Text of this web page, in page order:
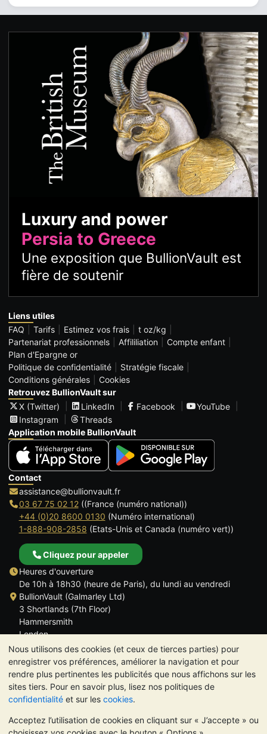
Nous utilisons des cookies (et ceux de tierces parties) pour
enregistrer vos préférences, améliorer la navigation et pour
rendre plus pertinentes les publicités que nous affichons sur les
sites tiers. Pour en savoir plus, lisez nos politiques de
confidentialité et sur les cookies.
Acceptez l’utilisation de cookies en cliquant sur « J’accepte » ou
Luxury and power
Persia to Greece
Une exposition que BullionVault est
fière de soutenir
Liens utiles
FAQ
Tarifs Estimez vos frais
t oz/kg
Partenariat professionnels
Affililiation
Compte enfant
Plan d'Epargne or
Politique de confidentialité
Stratégie fiscale
Conditions générales
Cookies
Retrouvez BullionVault sur
X (Twitter)
LinkedIn Facebook
YouTube
Instagram
Threads
Application mobile BullionVault
Contact
assistance@bullionvault.fr
03 67 75 02 12((France (numéro national))
+44 (0)20 8600 0130 (Numéro international)
1-888-908-2858 (Etats-Unis et Canada (numéro vert))
Cliquez pour appeler
Heures d'ouverture
De 10h à 18h30 (heure de Paris), du lundi au vendredi
BullionVault (Galmarley Ltd)
3 Shortlands (7th Floor)
Hammersmith
London
W6 8DA
ROYAUME UNI
TrustScore 4.6 | 534 avis